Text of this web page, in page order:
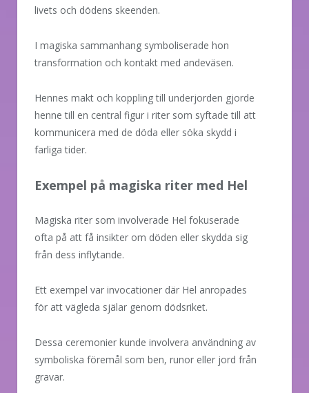
livets och dödens skeenden.
I magiska sammanhang symboliserade hon
transformation och kontakt med andeväsen.
Hennes makt och koppling till underjorden gjorde
henne till en central figur i riter som syftade till att
kommunicera med de döda eller söka skydd i
farliga tider.
Exempel på magiska riter med Hel
Magiska riter som involverade Hel fokuserade
ofta på att få insikter om döden eller skydda sig
från dess inflytande.
Ett exempel var invocationer där Hel anropades
för att vägleda själar genom dödsriket.
Dessa ceremonier kunde involvera användning av
symboliska föremål som ben, runor eller jord från
gravar.